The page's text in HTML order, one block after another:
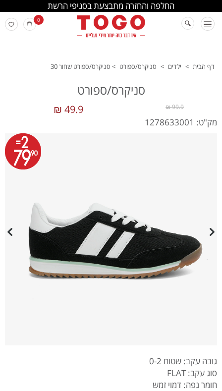
החלפה והחזרה מתבצעת בסניפי הרשת
0
דף הבית > ילדים > סניקרס/ספורט > סניקרס/ספורט שחור 30
סניקרס/ספורט
49.9 ₪ 99.9 ₪
מק"ט: 1278633001
גובה עקב: שטוח 0-2
סוג עקב: FLAT
חומר גפה: דמוי זמש